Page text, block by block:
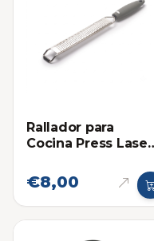
Rallador para
Cocina Press Laser
€8,00